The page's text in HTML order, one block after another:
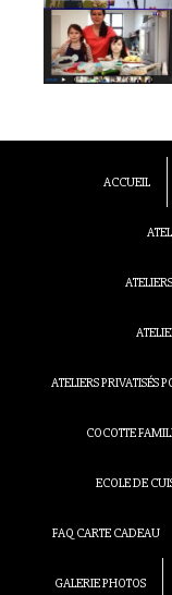
ACCUEIL
ATELIERS PRIVATISÉS
COCOTTE
ECOLE DE
FAQ CARTE CADEAU
GALERIE PHOTOS